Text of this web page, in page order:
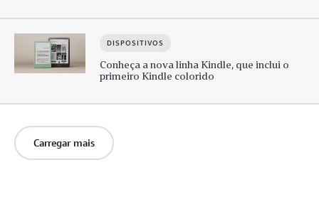
DISPOSITIVOS
Conheça a nova linha Kindle, que inclui o
primeiro Kindle colorido
Carregar mais